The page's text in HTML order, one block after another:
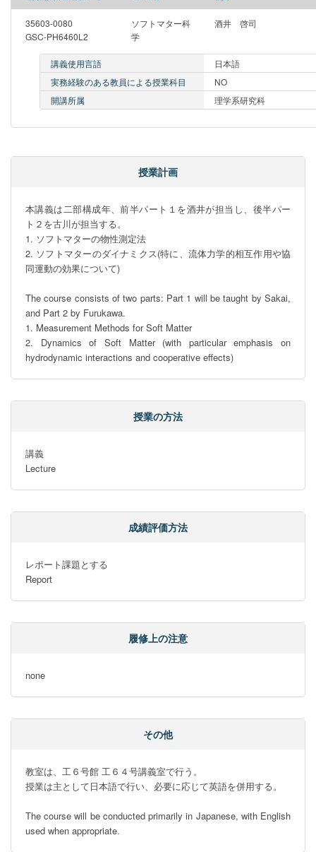
35603-0080
GSC-PH6460L2
ソフトマター科
学
酒井 啓司
講義使用言語
日本語
実務経験のある教員による授業科目
NO
開講所属
理学系研究科
授業計画
本講義は二部構成年、前半パート１を酒井が担当し、後半パー
ト２を古川が担当する。
1. ソフトマターの物性測定法
2. ソフトマターのダイナミクス(特に、流体力学的相互作用や協
同運動の効果について)
The course consists of two parts: Part 1 will be taught by Sakai,
and Part 2 by Furukawa.
1. Measurement Methods for Soft Matter
2. Dynamics of Soft Matter (with particular emphasis on
hydrodynamic interactions and cooperative effects)
授業の方法
講義
Lecture
成績評価方法
レポート課題とする
Report
履修上の注意
none
その他
教室は、工６号館 工６４号講義室で行う。
授業は主として日本語で行い、必要に応じて英語を併用する。
The course will be conducted primarily in Japanese, with English
used when appropriate.